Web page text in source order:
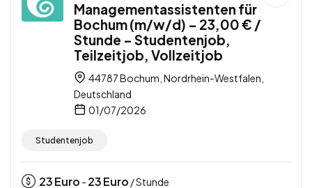
Managementassistenten für
Bochum (m/w/d) – 23,00 € /
Stunde – Studentenjob,
Teilzeitjob, Vollzeitjob
44787 Bochum, Nordrhein-Westfalen,
Deutschland
01/07/2026
Studentenjob
23Euro - 23Euro / Stunde